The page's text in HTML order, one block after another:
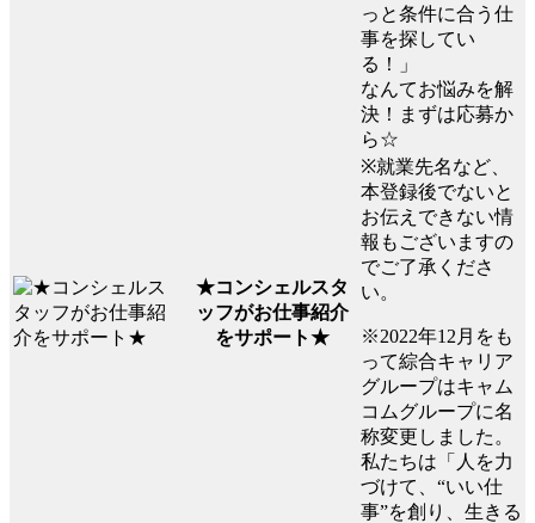
★コンシェルスタ
ッフがお仕事紹介
をサポート★
っと条件に合う仕
事を探してい
る！」
なんてお悩みを解
決！まずは応募か
ら☆
※就業先名など、
本登録後でないと
お伝えできない情
報もございますの
でご了承くださ
い。
※2022年12月をも
って綜合キャリア
グループはキャム
コムグループに名
称変更しました。
私たちは「人を力
づけて、“いい仕
事”を創り、生きる